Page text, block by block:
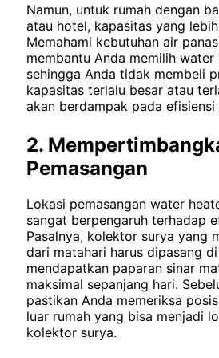
Namun, untuk rumah dengan
atau hotel, kapasitas yang
Memahami kebutuhan air
membantu Anda memilih
sehingga Anda tidak membeli
kapasitas terlalu besar atau
akan berdampak pada efisiensi
2.
Pemasangan
Lokasi pemasangan water
sangat berpengaruh terhadap
Pasalnya, kolektor surya yang
dari matahari harus dipasang
mendapatkan paparan sinar
maksimal sepanjang hari.
pastikan Anda memeriksa
luar rumah yang bisa menjadi
kolektor surya.